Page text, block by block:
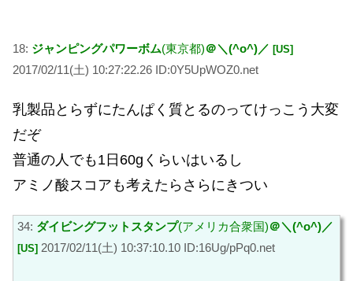
18: ジャンピングパワーボム(東京都)＠＼(^o^)／ [US]
2017/02/11(土) 10:27:22.26 ID:0Y5UpWOZ0.net
乳製品とらずにたんぱく質とるのってけっこう大変
だぞ
普通の人でも1日60gくらいはいるし
アミノ酸スコアも考えたらさらにきつい
34: ダイビングフットスタンプ(アメリカ合衆国)＠＼(^o^)／
[US] 2017/02/11(土) 10:37:10.10 ID:16Ug/pPq0.net